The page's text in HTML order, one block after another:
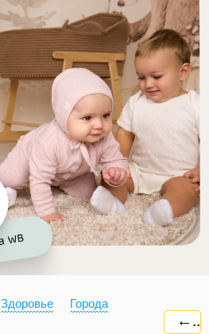
Здоровье Города
←